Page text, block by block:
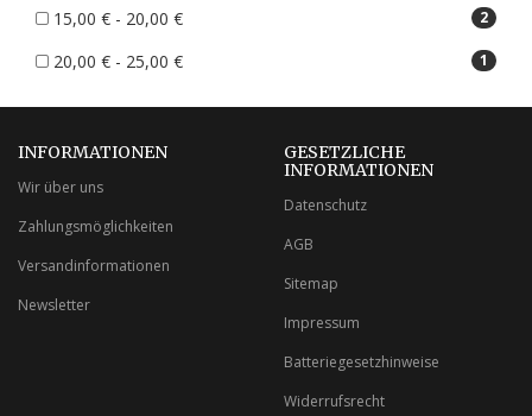
15,00 € - 20,00 € 2
20,00 € - 25,00 € 1
INFORMATIONEN
Wir über uns
Zahlungsmöglichkeiten
Versandinformationen
Newsletter
GESETZLICHE
INFORMATIONEN
Datenschutz
AGB
Sitemap
Impressum
Batteriegesetzhinweise
Widerrufsrecht